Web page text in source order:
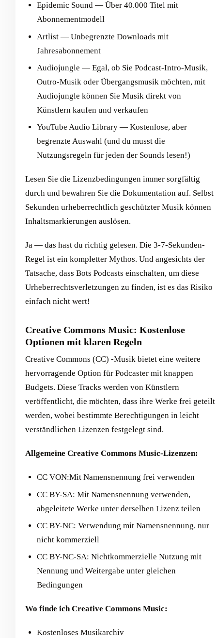
Epidemic Sound — Über 40.000 Titel mit
Abonnementmodell
Artlist — Unbegrenzte Downloads mit
Jahresabonnement
Audiojungle — Egal, ob Sie Podcast-Intro-Musik,
Outro-Musik oder Übergangsmusik möchten, mit
Audiojungle können Sie Musik direkt von
Künstlern kaufen und verkaufen
YouTube Audio Library — Kostenlose, aber
begrenzte Auswahl (und du musst die
Nutzungsregeln für jeden der Sounds lesen!)
Lesen Sie die Lizenzbedingungen immer sorgfältig
durch und bewahren Sie die Dokumentation auf. Selbst
Sekunden urheberrechtlich geschützter Musik können
Inhaltsmarkierungen auslösen.
Ja — das hast du richtig gelesen. Die 3-7-Sekunden-
Regel ist ein kompletter Mythos. Und angesichts der
Tatsache, dass Bots Podcasts einschalten, um diese
Urheberrechtsverletzungen zu finden, ist es das Risiko
einfach nicht wert!
Creative Commons Music: Kostenlose
Optionen mit klaren Regeln
Creative Commons (CC) -Musik bietet eine weitere
hervorragende Option für Podcaster mit knappen
Budgets. Diese Tracks werden von Künstlern
veröffentlicht, die möchten, dass ihre Werke frei geteilt
werden, wobei bestimmte Berechtigungen in leicht
verständlichen Lizenzen festgelegt sind.
Allgemeine Creative Commons Music-Lizenzen:
CC VON:Mit Namensnennung frei verwenden
CC BY-SA: Mit Namensnennung verwenden,
abgeleitete Werke unter derselben Lizenz teilen
CC BY-NC: Verwendung mit Namensnennung, nur
nicht kommerziell
CC BY-NC-SA: Nichtkommerzielle Nutzung mit
Nennung und Weitergabe unter gleichen
Bedingungen
Wo finde ich Creative Commons Music:
Kostenloses Musikarchiv